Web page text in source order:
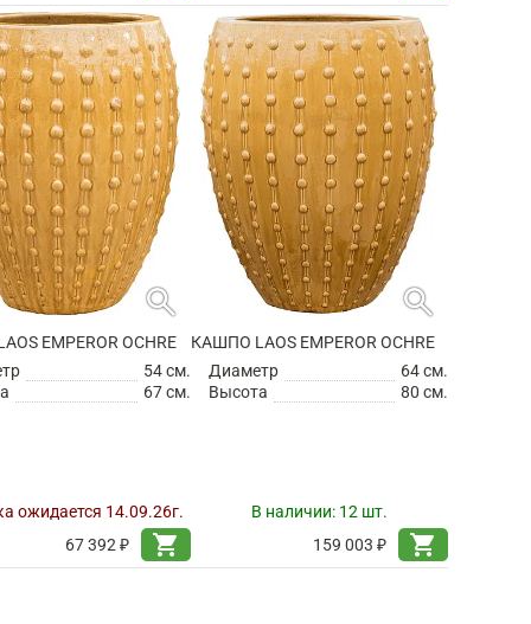
search
EMPEROR OCHRE
54 см.
67 см.
ожидается 14.09.26г.
67 392 ₽
shopping_cart
search
КАШПО LAOS EMPEROR OCHRE
Диаметр
64 см.
Высота
80 см.
В наличии: 12 шт.
159 003 ₽
shopping_cart